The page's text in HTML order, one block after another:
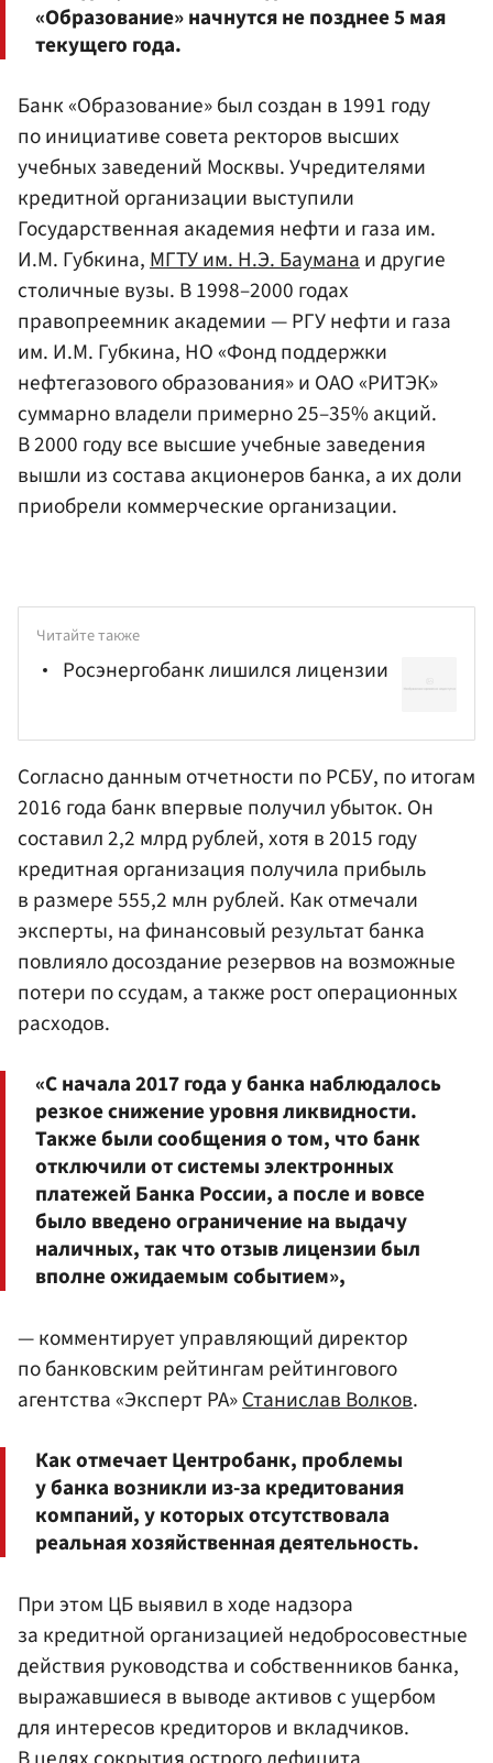
«Образование» начнутся не позднее 5 мая
текущего года.
Банк «Образование» был создан в 1991 году
по инициативе совета ректоров высших
учебных заведений Москвы. Учредителями
кредитной организации выступили
Государственная академия нефти и газа им.
И.М. Губкина,МГТУ им. Н.Э. Бауманаи другие
столичные вузы. В 1998–2000 годах
правопреемник академии — РГУ нефти и газа
им. И.М. Губкина, НО «Фонд поддержки
нефтегазового образования» и ОАО «РИТЭК»
суммарно владели примерно 25–35% акций.
В 2000 году все высшие учебные заведения
вышли из состава акционеров банка, а их доли
приобрели коммерческие организации.
Читайте также
Росэнергобанк лишился лицензии
Согласно данным отчетности по РСБУ, по итогам
2016 года банк впервые получил убыток. Он
составил 2,2 млрд рублей, хотя в 2015 году
кредитная организация получила прибыль
в размере 555,2 млн рублей. Как отмечали
эксперты, на финансовый результат банка
повлияло досоздание резервов на возможные
потери по ссудам, а также рост операционных
расходов.
«С начала 2017 года у банка наблюдалось
резкое снижение уровня ликвидности.
Также были сообщения о том, что банк
отключили от системы электронных
платежей Банка России, а после и вовсе
было введено ограничение на выдачу
наличных, так что отзыв лицензии был
вполне ожидаемым событием»,
— комментирует управляющий директор
по банковским рейтингам рейтингового
агентства «Эксперт РА»Станислав Волков.
Как отмечает Центробанк, проблемы
у банка возникли из-за кредитования
компаний, у которых отсутствовала
реальная хозяйственная деятельность.
При этом ЦБ выявил в ходе надзора
за кредитной организацией недобросовестные
действия руководства и собственников банка,
выражавшиеся в выводе активов с ущербом
для интересов кредиторов и вкладчиков.